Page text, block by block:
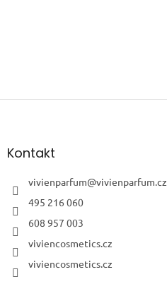
Z
aKontakt
vivienparfum@vivienparfum.cz
495 216 060
608 957 003
viviencosmetics.cz
viviencosmetics.cz